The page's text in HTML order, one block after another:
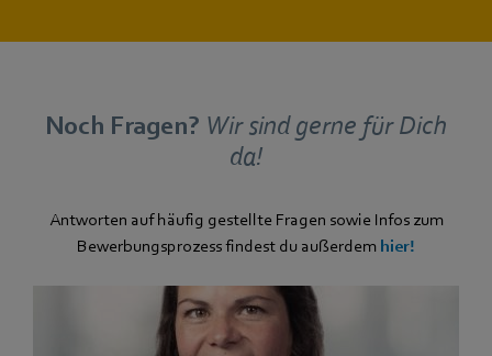
Noch Fragen? Wir sind gerne für Dich
da!
Antworten auf häufig gestellte Fragen sowie Infos zum
Bewerbungsprozess findest du außerdem hier!